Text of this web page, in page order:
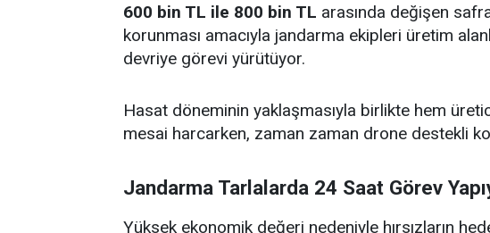
600 bin TL ile 800 bin TL arasında değişen
korunması amacıyla jandarma ekipleri üretim
devriye görevi yürütüyor.
Hasat döneminin yaklaşmasıyla birlikte hem
mesai harcarken, zaman zaman drone destekli
Jandarma Tarlalarda 24 Saat Görev
Yüksek ekonomik değeri nedeniyle hırsızların